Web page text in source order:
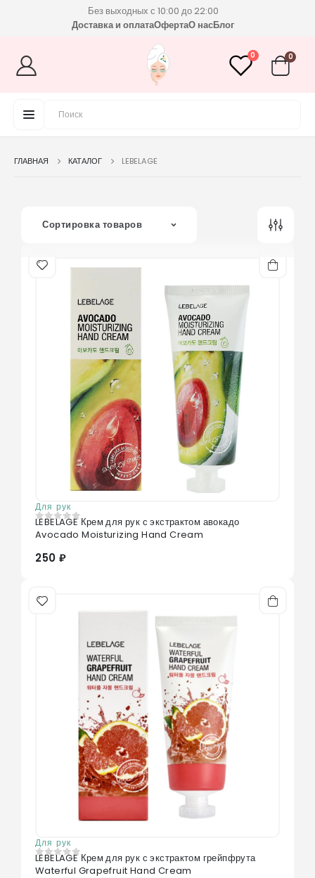
Без выходных с 10:00 до 22:00
Доставка и оплатаОфертаО насБлог
0 0
ГЛАВНАЯ КАТАЛОГ LEBELAGE
Сортировка товаров
Для рук
0из 5
LEBELAGE Крем для рук с экстрактом авокадо
Avocado Moisturizing Hand Cream
250 ₽
Для рук
0из 5
LEBELAGE Крем для рук с экстрактом грейпфрута
Waterful Grapefruit Hand Cream